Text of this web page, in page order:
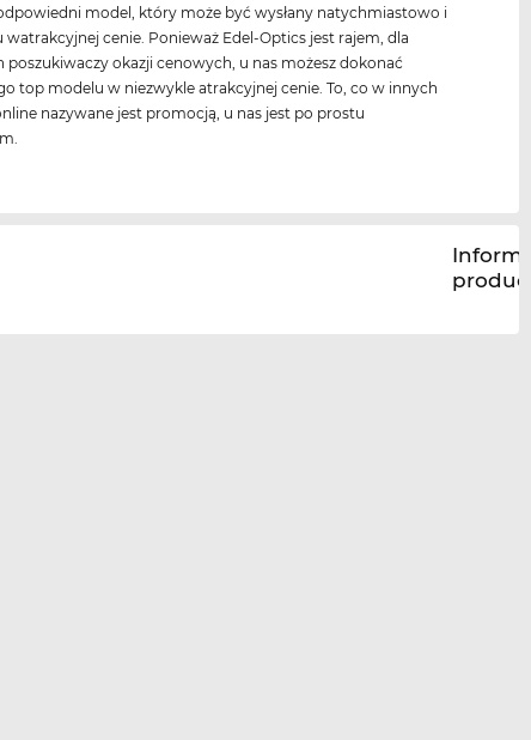
model, który może być wysłany natychmiastowo i
cenie. Ponieważ Edel-Optics jest rajem, dla
poszukiwaczy okazji cenowych, u nas możesz dokonać
top modelu w niezwykle atrakcyjnej cenie. To, co w innych
nazywane jest promocją, u nas jest po prostu